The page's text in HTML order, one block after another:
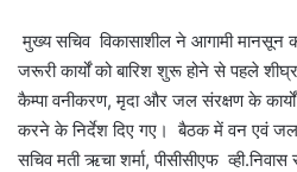
मुख्य सचिव विकासाशील ने आगामी मानसून
जरूरी कार्यों को बारिश शुरू होने से पहले
कैम्पा वनीकरण, मृदा और जल संरक्षण के
करने के निर्देश दिए गए। बैठक में वन एवं
सचिव मती ऋचा शर्मा, पीसीसीएफ